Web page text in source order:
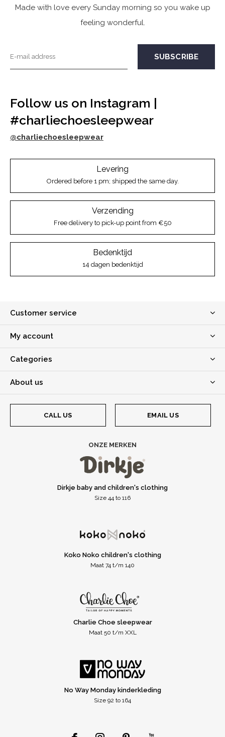
Made with love every Sunday morning so you wake up
feeling wonderful.
SUBSCRIBE
Follow us on Instagram |
#charliechoesleepwear
@charliechoesleepwear
Levering
Ordered before 1 pm; shipped the same day.
Verzending
Free delivery to pick-up point from €50
Bedenktijd
14 dagen bedenktijd
Customer service
My account
Categories
About us
CALL US EMAIL US
ONZE MERKEN
Dirkje baby and children's clothing
Size 44 to 116
Koko Noko children's clothing
Maat 74 t/m 140
Charlie Choe sleepwear
Maat 50 t/m XXL
No Way Monday kinderkleding
Size 92 to 164